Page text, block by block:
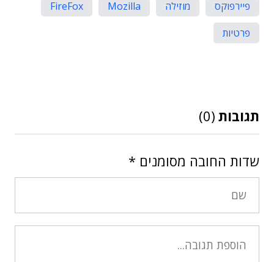
פיירפוקס מוזילה Mozilla
FireFox
פרטיות
תגובות (0)
שדות החובה מסומנים *